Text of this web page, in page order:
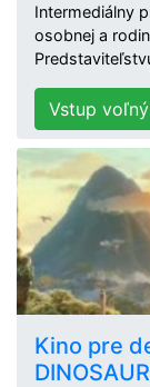
Intermediálny
osobnej a
Vstup voľný
Kino pre